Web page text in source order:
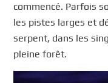
commencé. Parfois
les pistes larges et
serpent, dans les
pleine forêt.